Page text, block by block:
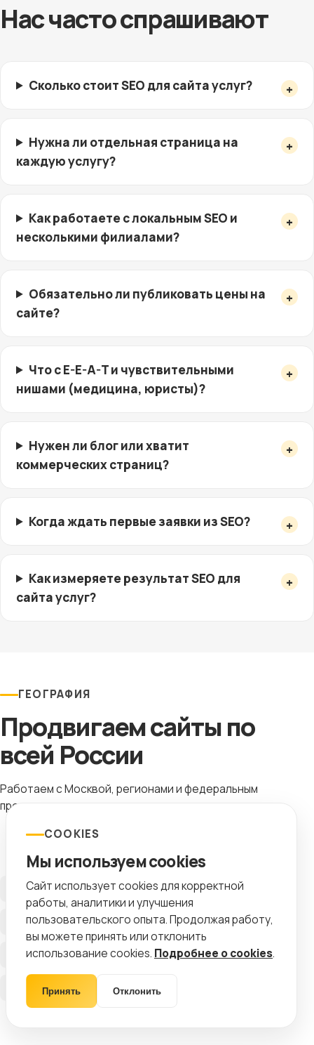
Нас часто спрашивают
Сколько стоит SEO для сайта услуг?
Нужна ли отдельная страница на
каждую услугу?
Как работаете с локальным SEO и
несколькими филиалами?
Обязательно ли публиковать цены на
сайте?
Что с E-E-A-T и чувствительными
нишами (медицина, юристы)?
Нужен ли блог или хватит
коммерческих страниц?
Когда ждать первые заявки из SEO?
Как измеряете результат SEO для
сайта услуг?
ГЕОГРАФИЯ
Продвигаем сайты по
всей России
Работаем с Москвой, регионами и федеральным
продвижением.
Москва Санкт-Петербург
Екатеринбург Новосибирск
Казань Краснодар
Ростов-на-Дону Самара
COOKIES
Мы используем cookies
Сайт использует cookies для корректной
работы, аналитики и улучшения
пользовательского опыта. Продолжая работу,
вы можете принять или отклонить
использование cookies. Подробнее о cookies.
Принять Отклонить